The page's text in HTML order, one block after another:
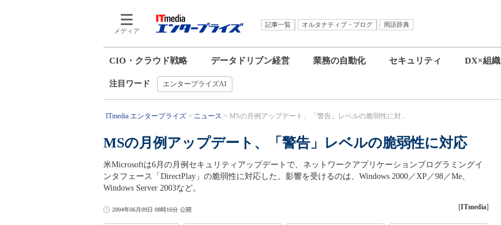
メディア
記事一覧 オルタナティブ・ブログ
用語辞典
CIO・クラウド戦略 データドリブン経営 業務の自動化 セキュリティ DX×組織
注目ワード エンタープライズAI
ITmedia エンタープライズ ニュース MSの月例アップデート、「警告」レベルの脆弱性に対...
MSの月例アップデート、「警告」レベルの脆弱性に対応
米Microsoftは6月の月例セキュリティアップデートで、ネットワークアプリケーションプログラミングイ
ンタフェース「DirectPlay」の脆弱性に対応した。影響を受けるのは、Windows 2000／XP／98／Me、
Windows Server 2003など。
2004年06月09日 08時16分 公開 [ITmedia]